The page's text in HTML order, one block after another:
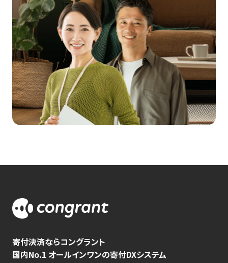
寄付決済ならコングラント
国内No.1 オールインワンの寄付DXシステム